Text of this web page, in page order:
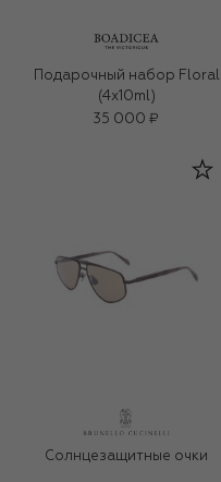
Подарочный набор Floral
(4x10ml)
35 000 ₽
Солнцезащитные очки